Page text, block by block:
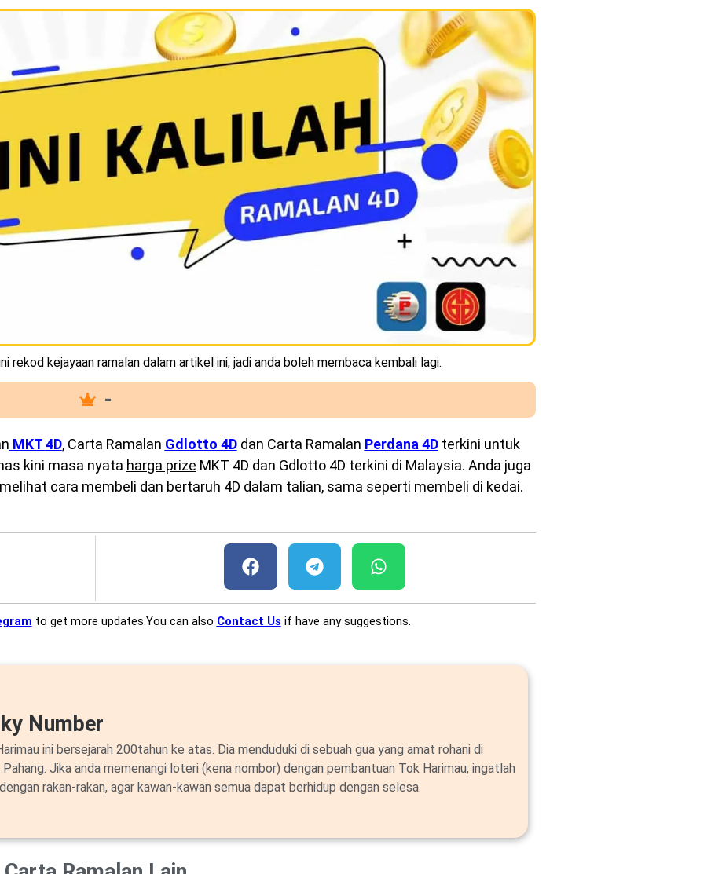
rekod kejayaan ramalan dalam artikel ini, jadi anda boleh membaca kembali lagi.
-
MKT4D, Carta Ramalan Gdlotto 4Ddan Carta Ramalan Perdana 4Dterkini untuk
kini masa nyata harga prize MKT 4D dan Gdlotto 4D terkini di Malaysia. Anda juga
cara membeli dan bertaruh 4D dalam talian, sama seperti membeli di kedai.
to get more updates.You can also Contact Us if have any suggestions.
Number
ini bersejarah 200tahun ke atas. Dia menduduki di sebuah gua yang amat rohani di
Jika anda memenangi loteri (kena nombor) dengan pembantuan Tok Harimau, ingatlah
rakan-rakan, agar kawan-kawan semua dapat berhidup dengan selesa.